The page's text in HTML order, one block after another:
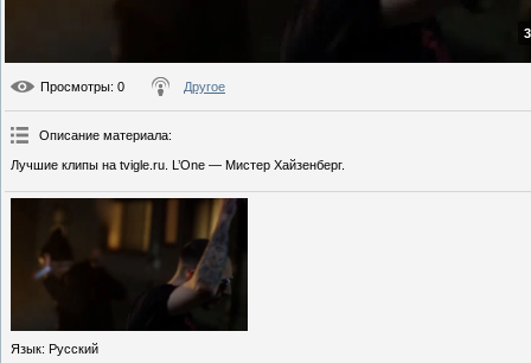
Просмотры: 0 Другое
Описание материала:
Лучшие клипы на tvigle.ru. L’One — Мистер Хайзенберг.
Язык: Русский